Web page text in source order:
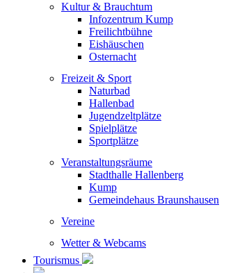
Kultur & Brauchtum
Infozentrum Kump
Freilichtbühne
Eishäuschen
Osternacht
Freizeit & Sport
Naturbad
Hallenbad
Jugendzeltplätze
Spielplätze
Sportplätze
Veranstaltungsräume
Stadthalle Hallenberg
Kump
Gemeindehaus Braunshausen
Vereine
Wetter & Webcams
Tourismus